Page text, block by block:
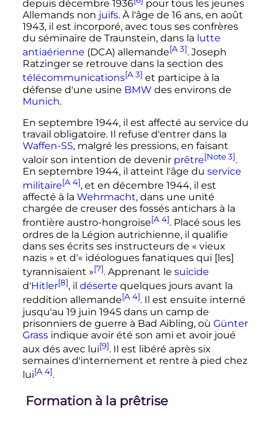
depuis décembre 1936
pour tous les jeunes
Allemands non juifs. À l'âge de 16 ans, en août
1943, il est incorporé, avec tous ses confrères
du séminaire de Traunstein, dans la lutte
antiaérienne (DCA) allemande[A 3]. Joseph
Ratzinger se retrouve dans la section des
télécommunications[A 3] et participe à la
défense d'une usine BMW des environs de
Munich.
En septembre 1944, il est affecté au service du
travail obligatoire. Il refuse d'entrer dans la
Waffen-SS, malgré les pressions, en faisant
valoir son intention de devenir prêtre[Note 3].
En septembre 1944, il atteint l'âge du service
militaire[A 4], et en décembre 1944, il est
affecté à la Wehrmacht, dans une unité
chargée de creuser des fossés antichars à la
frontière austro-hongroise[A 4]. Placé sous les
ordres de la Légion autrichienne, il qualifie
dans ses écrits ses instructeurs de « vieux
nazis » et d'« idéologues fanatiques qui [les]
tyrannisaient »[7]. Apprenant le suicide
d'Hitler[8], il déserte quelques jours avant la
reddition allemande[A 4]. Il est ensuite interné
jusqu'au 19 juin 1945dans un camp de
prisonniers de guerre à Bad Aibling, où Günter
Grassindique avoir été son ami et avoir joué
aux dés avec lui[9]. Il est libéré après six
semaines d'internement et rentre à pied chez
lui[A 4].
Formation à la prêtrise